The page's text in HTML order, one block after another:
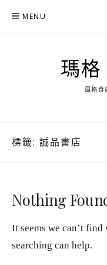
MENU
瑪格
風格食
標籤: 誠品書店
Nothing
It seems we can’t
searching can help.